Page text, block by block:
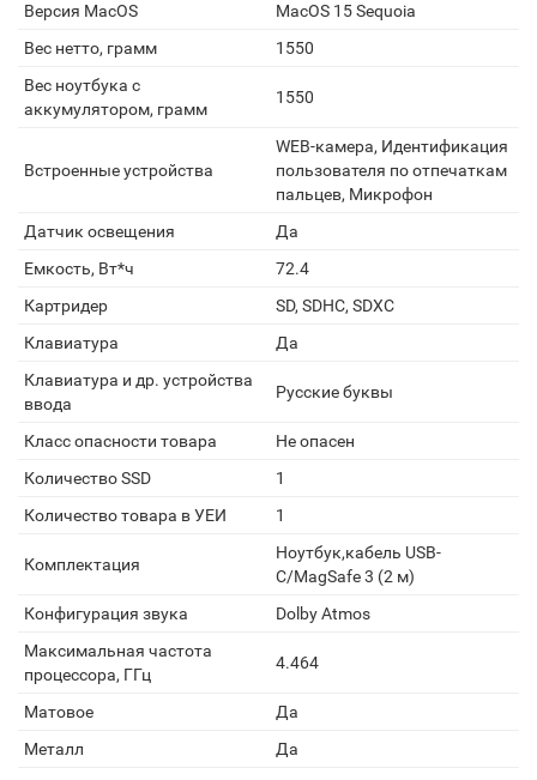
Версия MacOS
MacOS 15 Sequoia
Вес нетто, грамм
1550
Вес ноутбука с
аккумулятором, грамм
1550
Встроенные устройства
WEB-камера, Идентификация
пользователя по отпечаткам
пальцев, Микрофон
Датчик освещения
Да
Емкость, Вт*ч
72.4
Картридер
SD, SDHC, SDXC
Клавиатура
Да
Клавиатура и др. устройства
ввода
Русские буквы
Класс опасности товара
Не опасен
Количество SSD
1
Количество товара в УЕИ
1
Комплектация
Ноутбук,кабель USB-
C/MagSafe 3 (2 м)
Конфигурация звука
Dolby Atmos
Максимальная частота
процессора, ГГц
4.464
Матовое
Да
Металл
Да